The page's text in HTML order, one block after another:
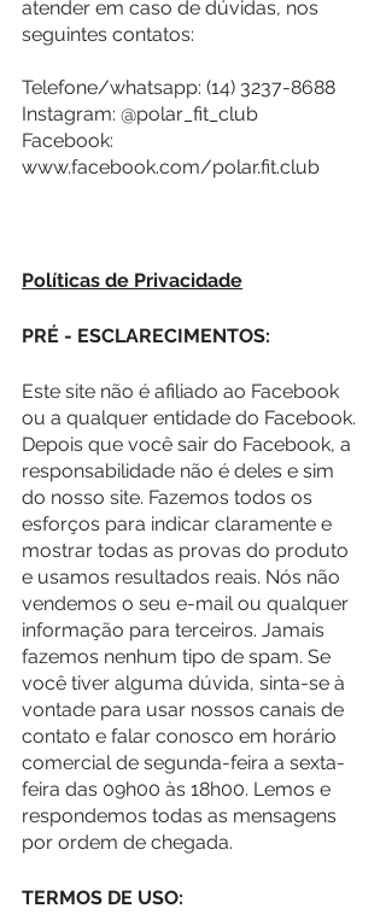
atender em caso de dúvidas, nos
seguintes contatos:
Telefone/whatsapp: (14) 3237-8688
Instagram: @polar_fit_club
Facebook:
www.facebook.com/polar.fit.club
Políticas de Privacidade
PRÉ - ESCLARECIMENTOS:
Este site não é afiliado ao Facebook
ou a qualquer entidade do Facebook.
Depois que você sair do Facebook, a
responsabilidade não é deles e sim
do nosso site. Fazemos todos os
esforços para indicar claramente e
mostrar todas as provas do produto
e usamos resultados reais. Nós não
vendemos o seu e-mail ou qualquer
informação para terceiros. Jamais
fazemos nenhum tipo de spam. Se
você tiver alguma dúvida, sinta-se à
vontade para usar nossos canais de
contato e falar conosco em horário
comercial de segunda-feira a sexta-
feira das 09h00 às 18h00. Lemos e
respondemos todas as mensagens
por ordem de chegada.
TERMOS DE USO: